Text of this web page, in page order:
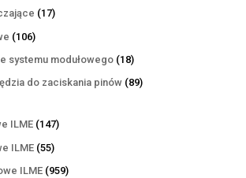
produktów
1717
106106
produktów
systemu modułowego 1818
produktów
do zaciskania pinów 8989
ILME 147147
ILME 5555
produktów
ILME 959959